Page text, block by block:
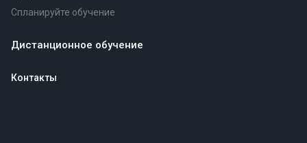
Спланируйте обучение
Дистанционное обучение
Контакты